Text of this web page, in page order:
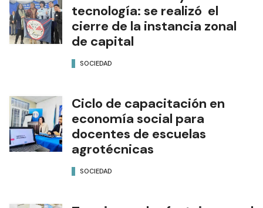
tecnología: se realizó el
cierre de la instancia zonal
de capital
SOCIEDAD
Ciclo de capacitación en
economía social para
docentes de escuelas
agrotécnicas
SOCIEDAD